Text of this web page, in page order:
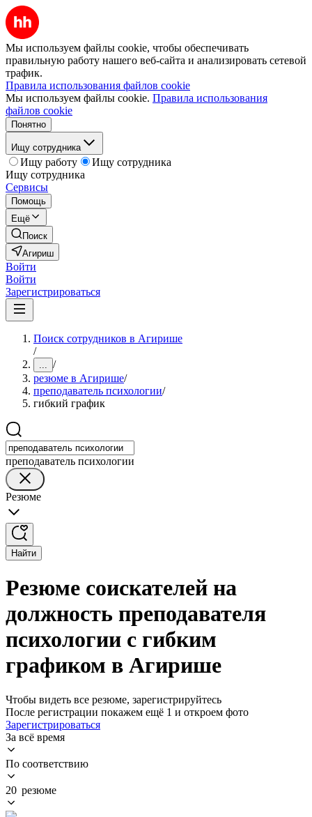
Мы используем файлы cookie, чтобы обеспечивать
правильную работу нашего веб-сайта и анализировать сетевой
трафик.
Правила использования файлов cookie
Мы используем файлы cookie. Правила использования
файлов cookie
Понятно
Ищу сотрудника
Ищу работу
Ищу сотрудника
Ищу сотрудника
Сервисы
Помощь
Ещё
Поиск
Агириш
Войти
Войти
Зарегистрироваться
Поиск сотрудников в Агирише
/
... /
резюме в Агирише/
преподаватель психологии/
гибкий график
преподаватель психологии
Резюме
Найти
Резюме соискателей на
должность преподавателя
психологии с гибким
графиком в Агирише
Чтобы видеть все резюме, зарегистрируйтесь
После регистрации покажем ещё 1 и откроем фото
Зарегистрироваться
За всё время
По соответствию
20 резюме